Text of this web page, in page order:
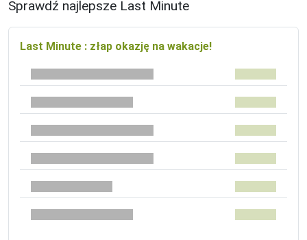
Sprawdź najlepsze Last Minute
Last Minute : złap okazję na wakacje!